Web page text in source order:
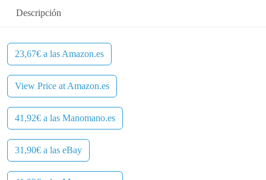
2
,
9
0
€
.
€
.
Descripción
23,67€ a las Amazon.es
View Price at Amazon.es
41,92€ a las Manomano.es
31,90€ a las eBay